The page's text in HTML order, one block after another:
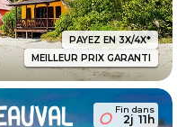
PAYEZ EN 3X/4X*
MEILLEUR PRIX GARANTI
Fin dans
2j 11h